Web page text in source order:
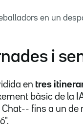
en un
i
en tres
bàsic de la
fins a un